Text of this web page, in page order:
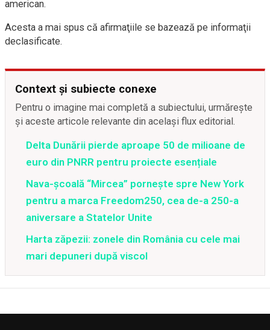
american.
Acesta a mai spus că afirmaţiile se bazează pe informaţii
declasificate.
Context și subiecte conexe
Pentru o imagine mai completă a subiectului, urmărește
și aceste articole relevante din același flux editorial.
Delta Dunării pierde aproape 50 de milioane de
euro din PNRR pentru proiecte esențiale
Nava-școală “Mircea” pornește spre New York
pentru a marca Freedom250, cea de-a 250-a
aniversare a Statelor Unite
Harta zăpezii: zonele din România cu cele mai
mari depuneri după viscol